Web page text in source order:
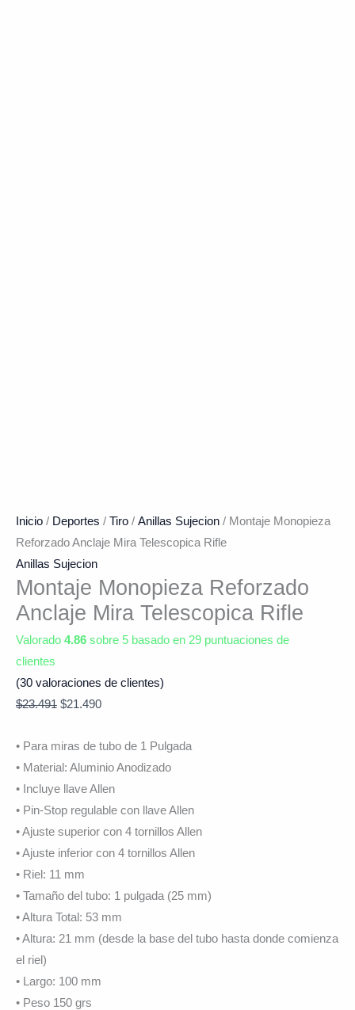
Inicio / Deportes / Tiro / Anillas Sujecion / Montaje Monopieza
Reforzado Anclaje Mira Telescopica Rifle
Anillas Sujecion
Montaje Monopieza Reforzado
Anclaje Mira Telescopica Rifle
Valorado 4.86 sobre 5 basado en 29 puntuaciones de
clientes
(30 valoraciones de clientes)
$23.491 $21.490
• Para miras de tubo de 1 Pulgada
• Material: Aluminio Anodizado
• Incluye llave Allen
• Pin-Stop regulable con llave Allen
• Ajuste superior con 4 tornillos Allen
• Ajuste inferior con 4 tornillos Allen
• Riel: 11 mm
• Tamaño del tubo: 1 pulgada (25 mm)
• Altura Total: 53 mm
• Altura: 21 mm (desde la base del tubo hasta donde comienza
el riel)
• Largo: 100 mm
• Peso 150 grs